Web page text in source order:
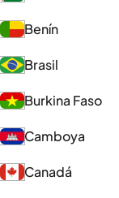
Benín
Brasil
Burkina Faso
Camboya
Canadá